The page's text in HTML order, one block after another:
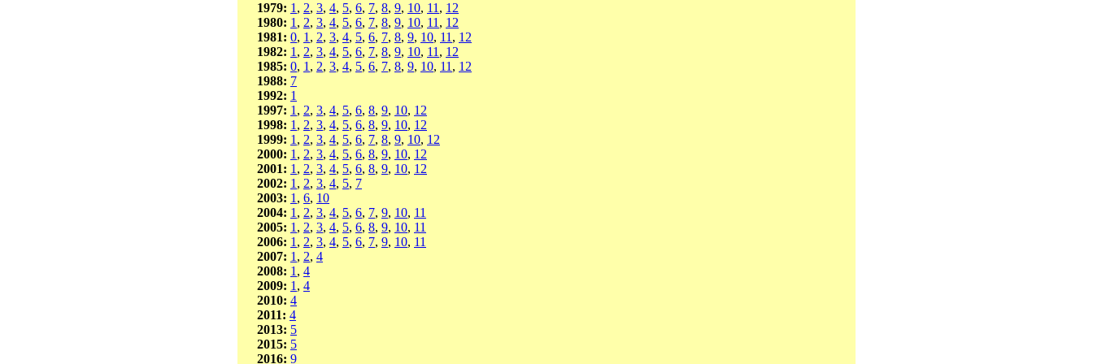
1979: 1 , 2, 3, 4, 5, 6, 7, 8, 9, 10, 11 , 12
1980: 1 , 2, 3, 4, 5, 6, 7, 8, 9, 10, 11 , 12
1981: 0, 1 , 2, 3, 4, 5, 6, 7, 8, 9, 10, 11 , 12
1982: 1 , 2, 3, 4, 5, 6, 7, 8, 9, 10, 11 , 12
1985: 0, 1 , 2, 3, 4, 5, 6, 7, 8, 9, 10, 11 , 12
1988: 7
1992: 1
1997: 1 , 2, 3, 4, 5, 6, 8, 9, 10, 12
1998: 1 , 2, 3, 4, 5, 6, 8, 9, 10, 12
1999: 1 , 2, 3, 4, 5, 6, 7, 8, 9, 10, 12
2000: 1 , 2, 3, 4, 5, 6, 8, 9, 10, 12
2001: 1 , 2, 3, 4, 5, 6, 8, 9, 10, 12
2002: 1 , 2, 3, 4, 5, 7
2003: 1 , 6, 10
2004: 1 , 2, 3, 4, 5, 6, 7, 9, 10, 11
2005: 1 , 2, 3, 4, 5, 6, 8, 9, 10, 11
2006: 1 , 2, 3, 4, 5, 6, 7, 9, 10, 11
2007: 1 , 2, 4
2008: 1 , 4
2009: 1 , 4
2010: 4
2011: 4
2013: 5
2015: 5
2016: 9